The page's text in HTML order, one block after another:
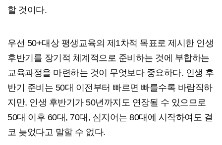
할 것이다.
우선 50+대상 평생교육의 제1차적 목표로 제시한 인생
후반기를 장기적 체계적으로 준비하는 것에 부합하는
교육과정을 마련하는 것이 무엇보다 중요하다. 인생 후
반기 준비는 50대 이전부터 빠르면 빠를수록 바람직하
지만, 인생 후반기가 50년까지도 연장될 수 있으므로
50대 이후 60대, 70대, 심지어는 80대에 시작하여도 결
코 늦었다고 말할 수 없다.